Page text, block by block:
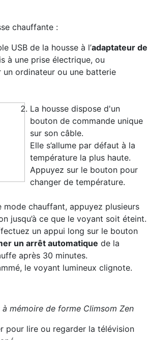
chauffante :
USB de la housse à l’adaptateur de
à une prise électrique, ou
un ordinateur ou une batterie
La housse dispose d'un
bouton de commande unique
sur son câble.
Elle s’allume par défaut à la
température la plus haute.
Appuyez sur le bouton pour
changer de température.
mode chauffant, appuyez plusieurs
jusqu’à ce que le voyant soit éteint.
un appui long sur le bouton
un arrêt automatique de la
après 30 minutes.
le voyant lumineux clignote.
mémoire de forme Climsom Zen
pour lire ou regarder la télévision